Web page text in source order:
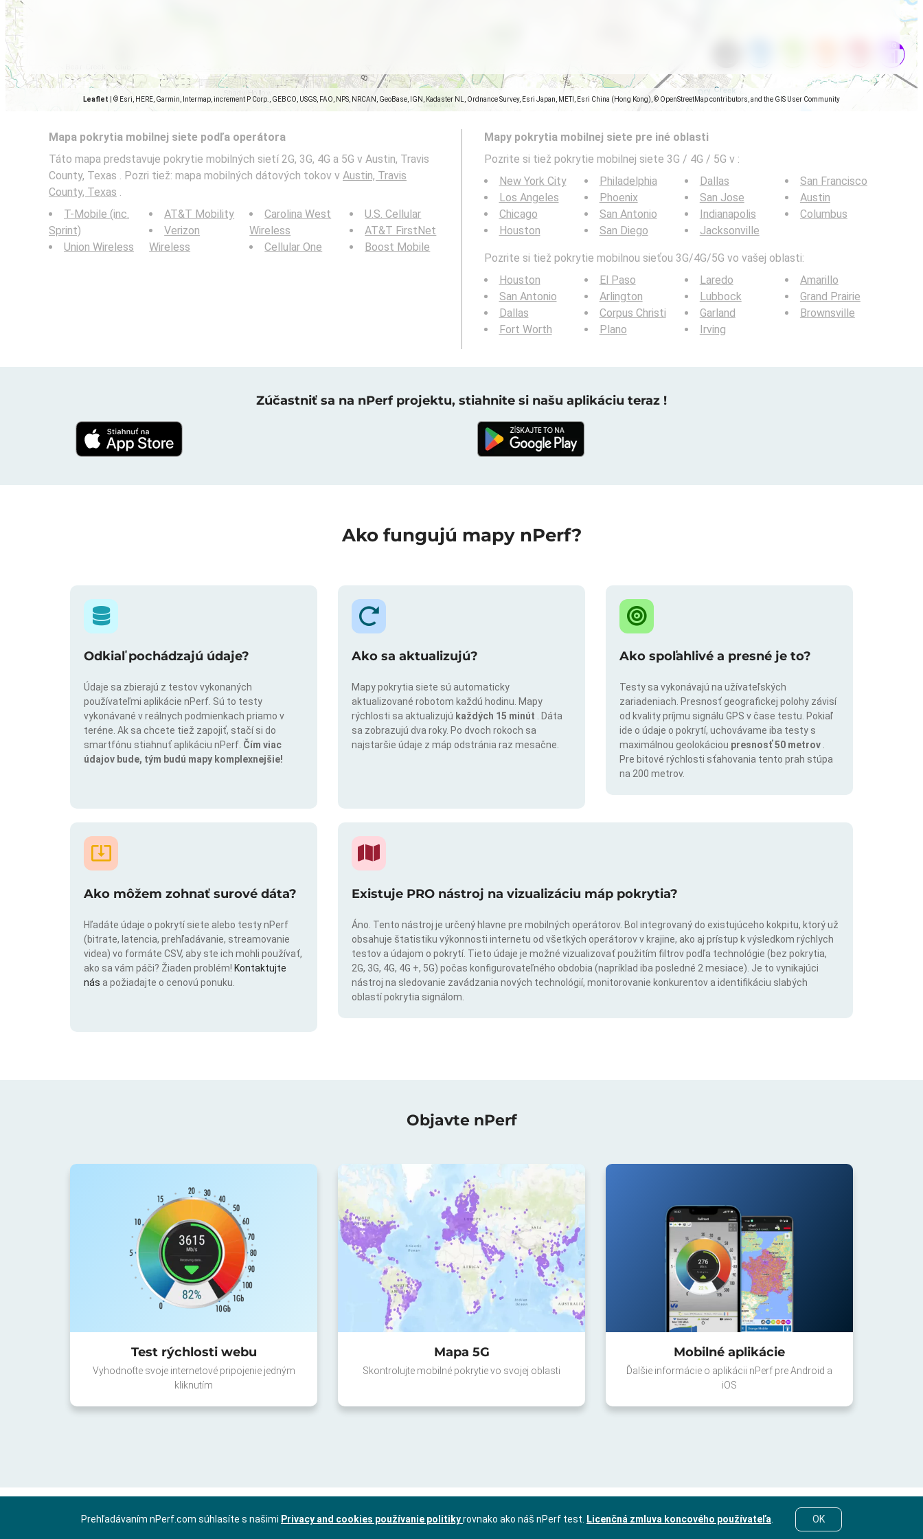
Leaflet © Esri, HERE, Garmin, Intermap, increment P Corp., GEBCO, USGS, FAO, NPS, NRCAN, GeoBase, IGN, Kadaster NL, Ordnance Survey, Esri Japan, METI, Esri China (Hong Kong), © OpenStreetMap contributors, and the GIS User Community
Mapa pokrytia mobilnej siete podľa operátora
Táto mapa predstavuje pokrytie mobilných sietí 2G, 3G, 4G a 5G v Austin, Travis
County, Texas . Pozri tiež: mapa mobilných dátových tokov v Austin, Travis
County, Texas .
T-Mobile (inc.
Sprint)
Union Wireless
AT&T Mobility
Verizon
Wireless
Carolina West
Wireless
Cellular One
U.S. Cellular
AT&T FirstNet
Boost Mobile
Mapy pokrytia mobilnej siete pre iné oblasti
Pozrite si tiež pokrytie mobilnej siete 3G / 4G / 5G v :
New York City
Los Angeles
Chicago
Houston
Philadelphia
Phoenix
San Antonio
San Diego
Dallas
San Jose
Indianapolis
Jacksonville
San Francisco
Austin
Columbus
Pozrite si tiež pokrytie mobilnou sieťou 3G/4G/5G vo vašej oblasti:
Houston
San Antonio
Dallas
Fort Worth
El Paso
Arlington
Corpus Christi
Plano
Laredo
Lubbock
Garland
Irving
Amarillo
Grand Prairie
Brownsville
Zúčastniť sa na nPerf projektu, stiahnite si našu aplikáciu teraz !
Ako fungujú mapy nPerf?
Odkiaľ pochádzajú údaje?
Údaje sa zbierajú z testov vykonaných
používateľmi aplikácie nPerf. Sú to testy
vykonávané v reálnych podmienkach priamo v
teréne. Ak sa chcete tiež zapojiť, stačí si do
smartfónu stiahnuť aplikáciu nPerf. Čím viac
údajov bude, tým budú mapy komplexnejšie!
Ako sa aktualizujú?
Mapy pokrytia siete sú automaticky
aktualizované robotom každú hodinu. Mapy
rýchlosti sa aktualizujú každých 15 minút
. Dáta
sa zobrazujú dva roky. Po dvoch rokoch sa
najstaršie údaje z máp odstránia raz mesačne.
Ako spoľahlivé a presné je to?
Testy sa vykonávajú na užívateľských
zariadeniach. Presnosť geografickej polohy závisí
od kvality príjmu signálu GPS v čase testu. Pokiaľ
ide o údaje o pokrytí, uchovávame iba testy s
maximálnou geolokáciou presnosť 50 metrov
Pre bitové rýchlosti sťahovania tento prah stúpa
na 200 metrov.
Ako môžem zohnať surové dáta?
Hľadáte údaje o pokrytí siete alebo testy nPerf
(bitrate, latencia, prehľadávanie, streamovanie
videa) vo formáte CSV, aby ste ich mohli používať,
ako sa vám páči? Žiaden problém! Kontaktujte
nás a požiadajte o cenovú ponuku.
Existuje PRO nástroj na vizualizáciu máp pokrytia?
Áno. Tento nástroj je určený hlavne pre mobilných operátorov. Bol integrovaný do existujúceho kokpitu, ktorý už
obsahuje štatistiku výkonnosti internetu od všetkých operátorov v krajine, ako aj prístup k výsledkom rýchlych
testov a údajom o pokrytí. Tieto údaje je možné vizualizovať použitím filtrov podľa technológie (bez pokrytia,
2G, 3G, 4G, 4G +, 5G) počas konfigurovateľného obdobia (napríklad iba posledné 2 mesiace). Je to vynikajúci
nástroj na sledovanie zavádzania nových technológií, monitorovanie konkurentov a identifikáciu slabých
oblastí pokrytia signálom.
Objavte nPerf
Test rýchlosti webu
Vyhodnoťte svoje internetové pripojenie jedným
kliknutím
Mapa 5G
Skontrolujte mobilné pokrytie vo svojej oblasti
Mobilné aplikácie
Ďalšie informácie o aplikácii nPerf pre Android a
iOS
Prehľadávaním nPerf.com súhlasíte s našimi Privacy and cookies používanie politikyrovnako ako náš nPerf test. Licenčná zmluva koncového používateľa OK